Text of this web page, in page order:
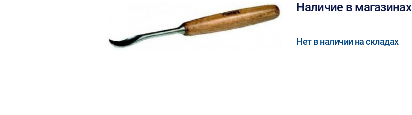
Наличие в магазинах
Нет в наличии на складах